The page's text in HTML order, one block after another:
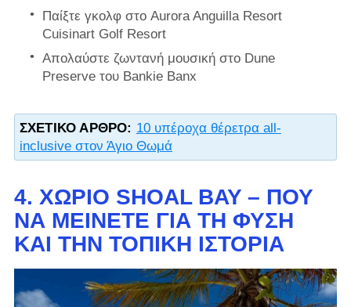
Παίξτε γκολφ στο Aurora Anguilla Resort
Cuisinart Golf Resort
Απολαύστε ζωντανή μουσική στο Dune
Preserve του Bankie Banx
ΣΧΕΤΙΚΌ ΆΡΘΡΟ: 10 υπέροχα θέρετρα all-
inclusive στον Άγιο Θωμά
4. ΧΩΡΙΌ SHOAL BAY – ΠΟΎ
ΝΑ ΜΕΊΝΕΤΕ ΓΙΑ ΤΗ ΦΎΣΗ
ΚΑΙ ΤΗΝ ΤΟΠΙΚΉ ΙΣΤΟΡΊΑ